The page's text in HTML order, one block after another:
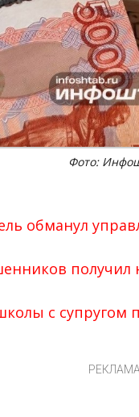
Фото:
обманул
с супругом
РЕКЛАМА